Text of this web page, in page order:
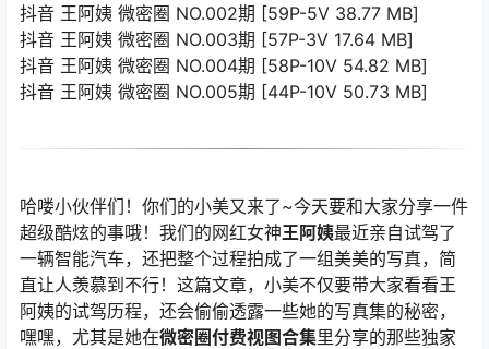
抖音 王阿姨 微密圈 NO.002期 [59P-5V 38.77 MB]
抖音 王阿姨 微密圈 NO.003期 [57P-3V 17.64 MB]
抖音 王阿姨 微密圈 NO.004期 [58P-10V 54.82 MB]
抖音 王阿姨 微密圈 NO.005期 [44P-10V 50.73 MB]
哈喽小伙伴们！你们的小美又来了~今天要和大家分享一件
超级酷炫的事哦！我们的网红女神王阿姨最近亲自试驾了
一辆智能汽车，还把整个过程拍成了一组美美的写真，简
直让人羡慕到不行！这篇文章，小美不仅要带大家看看王
阿姨的试驾历程，还会偷偷透露一些她的写真集的秘密，
嘿嘿，尤其是她在微密圈付费视图合集里分享的那些独家